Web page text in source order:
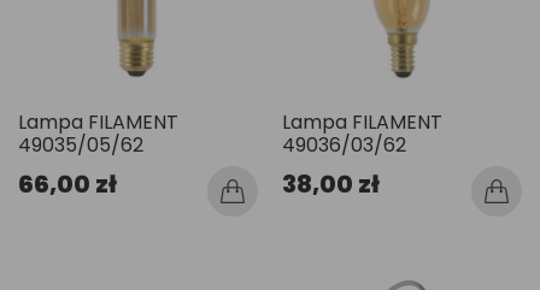
Lampa FILAMENT
49035/05/62
66,00 zł
Lampa FILAMENT
49036/03/62
38,00 zł